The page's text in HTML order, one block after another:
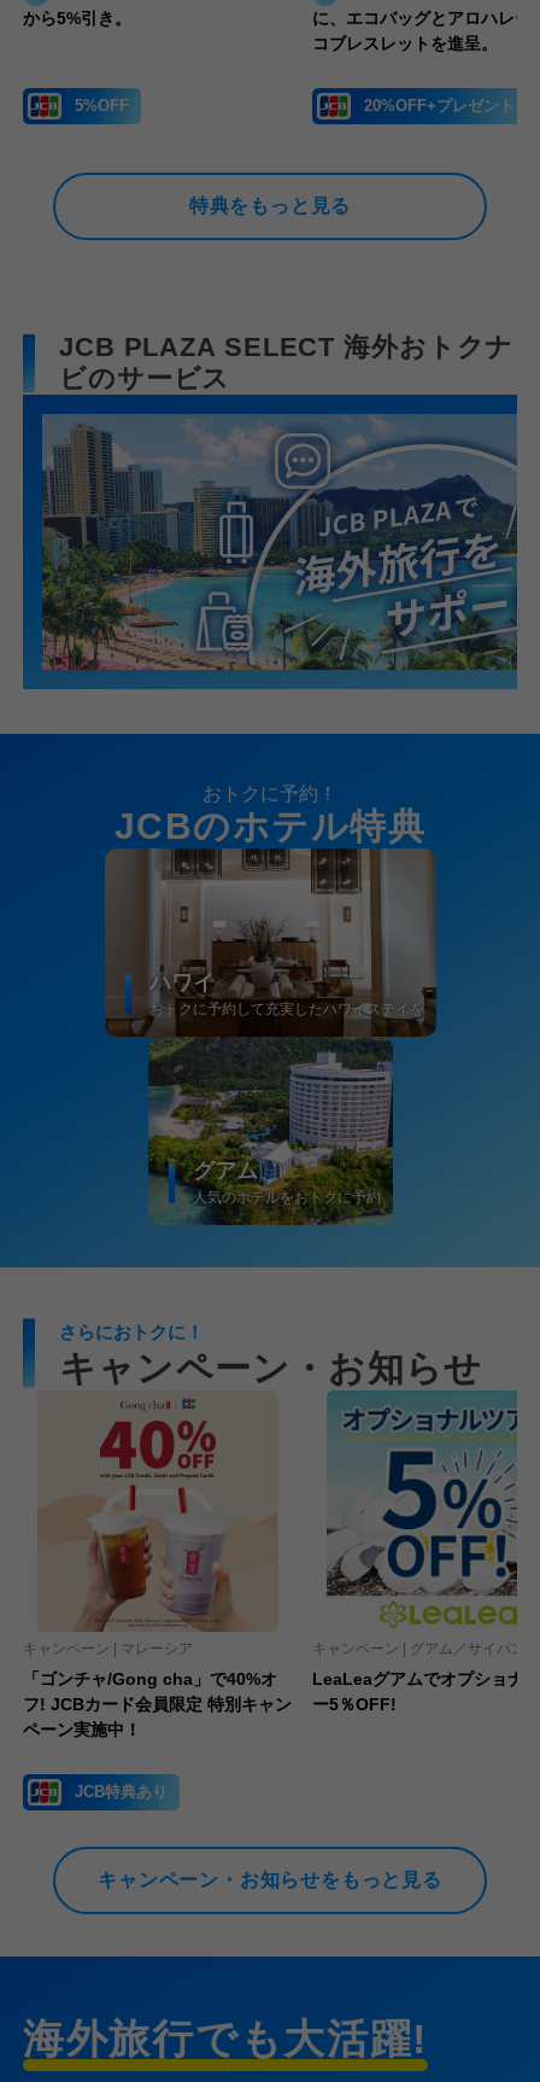
から5%引き。
5%OFF
に、エコバッグとアロハレー
コブレスレットを進呈。
20%OFF+プレゼント
特典をもっと見る
JCB PLAZA SELECT 海外おトクナ
ビのサービス
おトクに予約！
JCBのホテル特典
ハワイ
おトクに予約して充実したハワイステイを
グアム
人気のホテルをおトクに予約
さらにおトクに！
キャンペーン・お知らせ
「ゴンチャ/Gong cha」で40%オ
フ! JCBカード会員限定 特別キャン
ペーン実施中！
キャンペーン | マレーシア
JCB特典あり
LeaLeaグアムでオプショナ
ー5％OFF!
キャンペーン | グアム／サイパン
キャンペーン・お知らせをもっと見る
海外旅行でも大活躍!